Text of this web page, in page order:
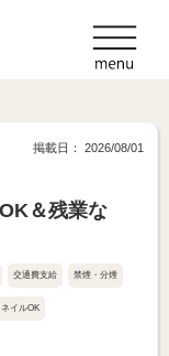
掲載日： 2026/08/01
＆残業な
交通費支給 禁煙・分煙
ネイルOK